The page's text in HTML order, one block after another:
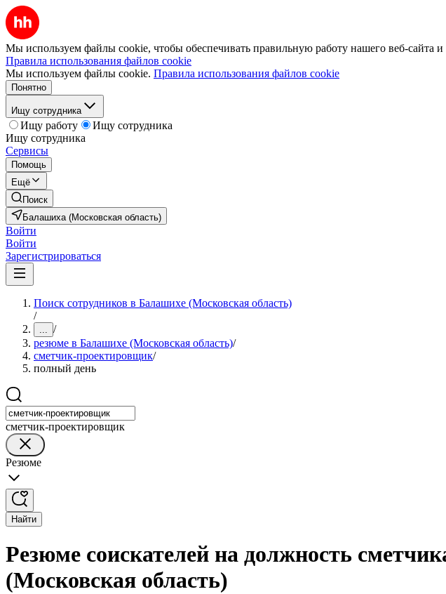
Мы используем файлы cookie, чтобы обеспечивать правильную работу нашего веб-сайта и
Правила использования файлов cookie
Мы используем файлы cookie. Правила использования файлов cookie
Понятно
Ищу сотрудника
Ищу работу
Ищу сотрудника
Ищу сотрудника
Сервисы
Помощь
Ещё
Поиск
Балашиха (Московская область)
Войти
Войти
Зарегистрироваться
Поиск сотрудников в Балашихе (Московская область)
/
... /
резюме в Балашихе (Московская область)/
сметчик-проектировщик/
полный день
сметчик-проектировщик
Резюме
Найти
Резюме соискателей на должность
(Московская область)